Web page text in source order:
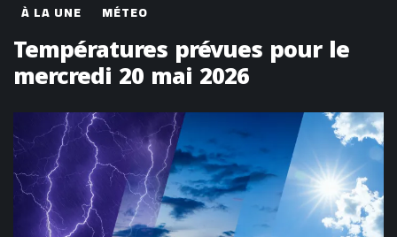
À LA UNE MÉTEO
Températures prévues pour le
mercredi 20 mai 2026